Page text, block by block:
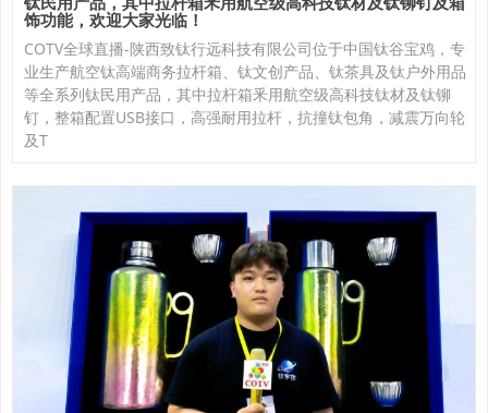
饰功能，欢迎大家光临！
COTV全球直播-陕西致钛行远科技有限公司位于中国钛谷宝鸡，专
业生产航空钛高端商务拉杆箱、钛文创产品、钛茶具及钛户外用品
等全系列钛民用产品，其中拉杆箱釆用航空级高科技钛材及钛铆
钉，整箱配置USB接口，高强耐用拉杆，抗撞钛包角，减震万向轮
及T